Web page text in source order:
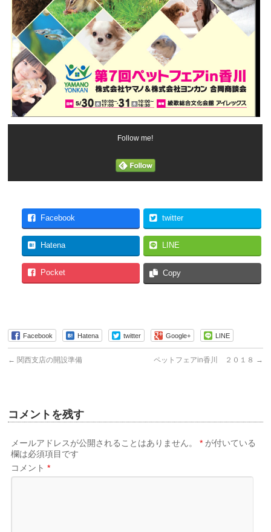
Follow me!
Facebook twitter
Hatena LINE
Pocket Copy
Facebook Hatena twitter Google+ LINE
← 関西支店の開設準備 ペットフェアin香川 ２０１８ →
コメントを残す
メールアドレスが公開されることはありません。 * が付いている
欄は必須項目です
コメント*